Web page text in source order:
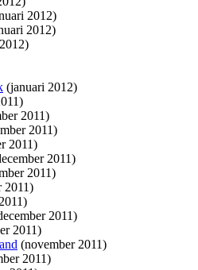
2012)
2012)
(januari 2012)
2011)
2011)
2011)
2011)
2011)
2011)
2011)
2011)
(november 2011)
2011)